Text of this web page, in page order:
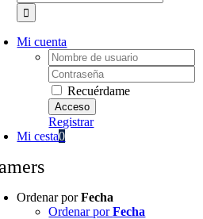
Mi cuenta
Username:
Password:
Recuérdame
Registrar
Mi cesta0
Ordenar porFecha
Ordenar porFecha